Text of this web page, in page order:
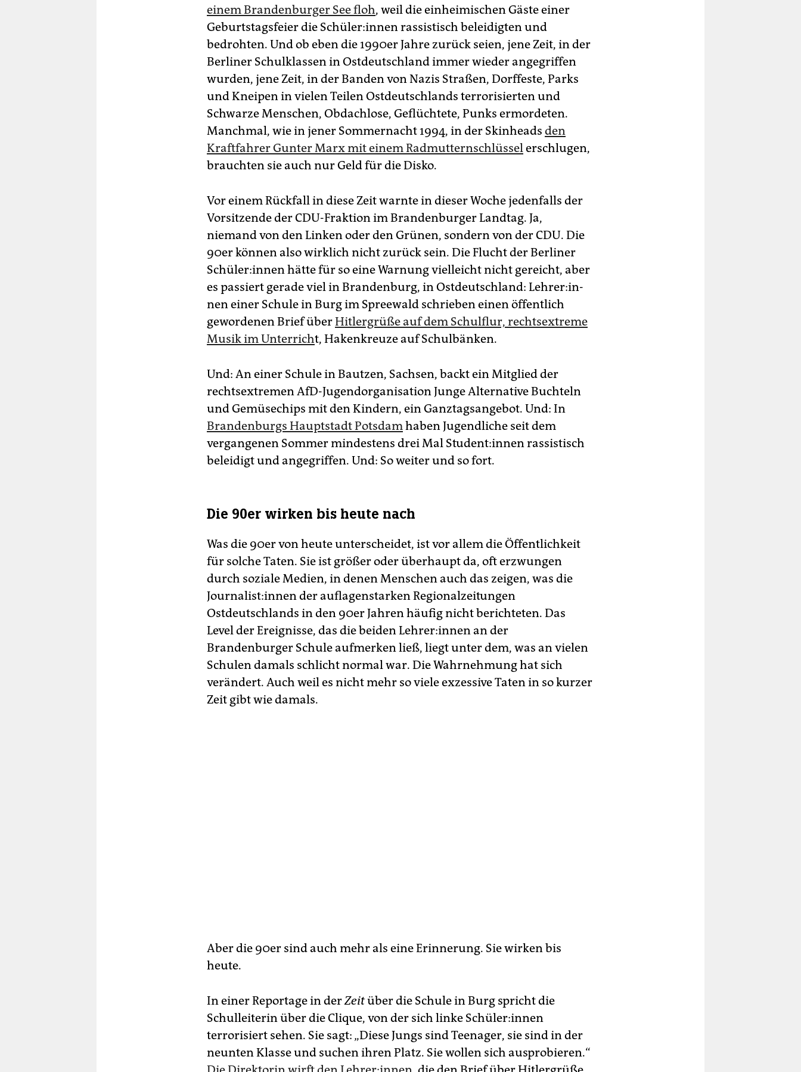
einem Brandenburger See floh, weil die einheimischen Gäste einer
Geburtstagsfeier die Schü­le­r:in­nen rassistisch beleidigten und
bedrohten. Und ob eben die 1990er Jahre zurück seien, jene Zeit, in der
Berliner Schulklassen in Ostdeutschland immer wieder angegriffen
wurden, jene Zeit, in der Banden von Nazis Straßen, Dorffeste, Parks
und Kneipen in vielen Teilen Ostdeutschlands terrorisierten und
Schwarze Menschen, Obdachlose, Geflüchtete, Punks ermordeten.
Manchmal, wie in jener Sommernacht 1994, in der Skinheads den
Kraftfahrer Gunter Marx mit einem Radmutternschlüsselerschlugen,
brauchten sie auch nur Geld für die Disko.
Vor einem Rückfall in diese Zeit warnte in dieser Woche jedenfalls der
Vorsitzende der CDU-Fraktion im Brandenburger Landtag. Ja,
niemand von den Linken oder den Grünen, sondern von der CDU. Die
90er können also wirklich nicht zurück sein. Die Flucht der Berliner
Schü­le­r:in­nen hätte für so eine Warnung vielleicht nicht gereicht, aber
es passiert gerade viel in Brandenburg, in Ostdeutschland: Leh­re­r:in­
nen einer Schule in Burg im Spreewald schrieben einen öffentlich
gewordenen Brief überHitlergrüße auf dem Schulflur, rechtsextreme
Musik im Unterricht, Hakenkreuze auf Schulbänken.
Und: An einer Schule in Bautzen, Sachsen, backt ein Mitglied der
rechtsextremen AfD-Jugendorganisation Junge Alternative Buchteln
und Gemüsechips mit den Kindern, ein Ganztagsangebot. Und: In
Brandenburgs Hauptstadt Potsdamhaben Jugendliche seit dem
vergangenen Sommer mindestens drei Mal Stu­den­t:in­nen rassistisch
beleidigt und angegriffen. Und: So weiter und so fort.
Die 90er wirken bis heute nach
Was die 90er von heute unterscheidet, ist vor allem die Öffentlichkeit
für solche Taten. Sie ist größer oder überhaupt da, oft erzwungen
durch soziale Medien, in denen Menschen auch das zeigen, was die
Jour­na­lis­t:in­nen der auflagenstarken Regionalzeitungen
Ostdeutschlands in den 90er Jahren häufig nicht berichteten. Das
Level der Ereignisse, das die beiden Leh­re­r:in­nen an der
Brandenburger Schule aufmerken ließ, liegt unter dem, was an vielen
Schulen damals schlicht normal war. Die Wahrnehmung hat sich
verändert. Auch weil es nicht mehr so viele exzessive Taten in so kurzer
Zeit gibt wie damals.
Aber die 90er sind auch mehr als eine Erinnerung. Sie wirken bis
heute.
In einer Reportage in derZeitüber die Schule in Burg spricht die
Schulleiterin über die Clique, von der sich linke Schü­le­r:in­nen
terrorisiert sehen. Sie sagt: „Diese Jungs sind Teenager, sie sind in der
neunten Klasse und suchen ihren Platz. Sie wollen sich ausprobieren.“